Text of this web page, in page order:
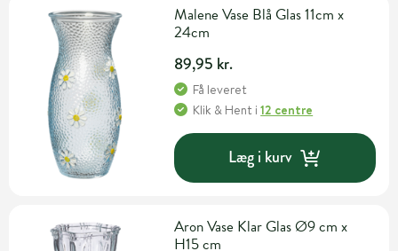
Malene Vase Blå Glas 11cm x
24cm
89,95 kr.
Få leveret
Klik & Hent i12 centre
Læg i kurv
Aron Vase Klar Glas Ø9 cm x
H15 cm